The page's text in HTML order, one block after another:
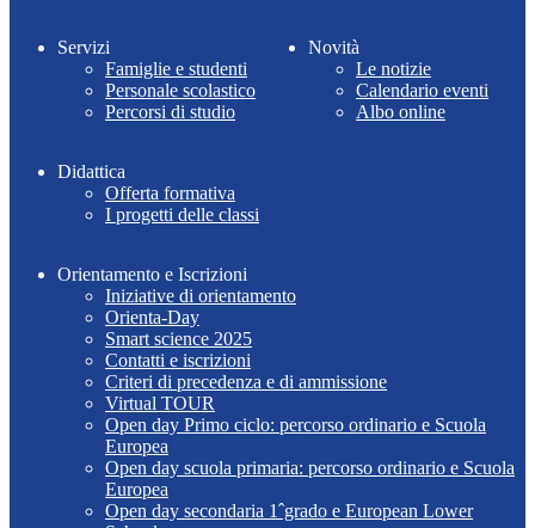
Servizi
Famiglie e studenti
Personale scolastico
Percorsi di studio
Novità
Le notizie
Calendario eventi
Albo online
Didattica
Offerta formativa
I progetti delle classi
Orientamento e Iscrizioni
Iniziative di orientamento
Orienta-Day
Smart science 2025
Contatti e iscrizioni
Criteri di precedenza e di ammissione
Virtual TOUR
Open day Primo ciclo: percorso ordinario e Scuola
Europea
Open day scuola primaria: percorso ordinario e Scuola
Europea
Open day secondaria 1ˆgrado e European Lower